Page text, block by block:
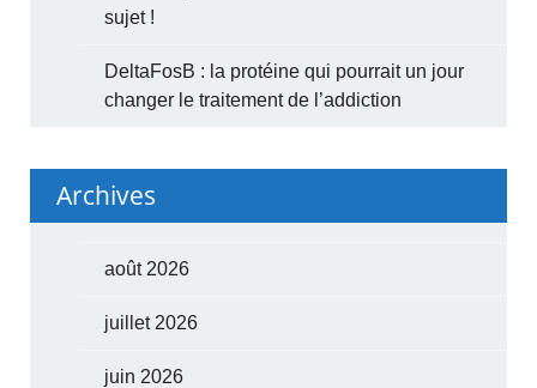
sujet !
DeltaFosB : la protéine qui pourrait un jour
changer le traitement de l’addiction
Archives
août 2026
juillet 2026
juin 2026